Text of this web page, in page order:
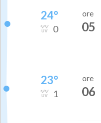
24°
0
ore
05
23°
1
ore
06